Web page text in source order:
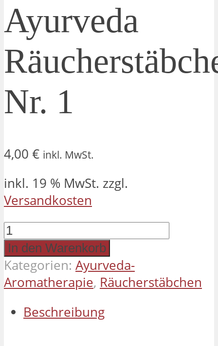
Ayurveda
Nr. 1
4,00 € inkl. MwSt.
inkl. 19 % MwSt. zzgl.
Versandkosten
Ayurveda
Räucherstäbchen
Nr.
1
In den Warenkorb
Kategorien: Ayurveda-
Aromatherapie, Räucherstäbchen
Beschreibung